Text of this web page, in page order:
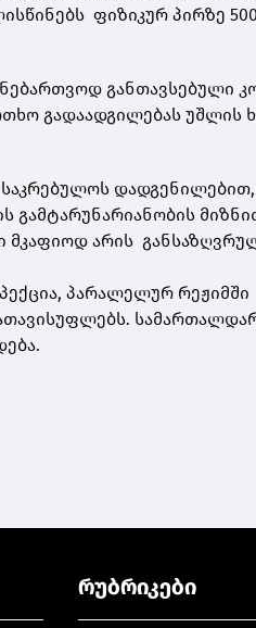
ფიზიკურ პირზე
განთავსებული
გადაადგილებას უშლის
გამტარუნარიანობის
მკაფიოდ არის
პარალელურ რეჟიმში
რუბრიკები